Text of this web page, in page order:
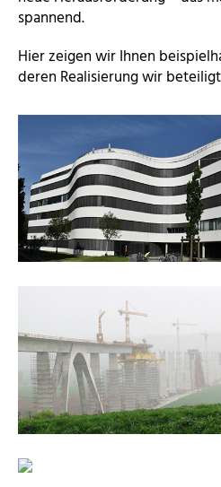
spannend.
Hier zeigen wir Ihnen
deren Realisierung wir